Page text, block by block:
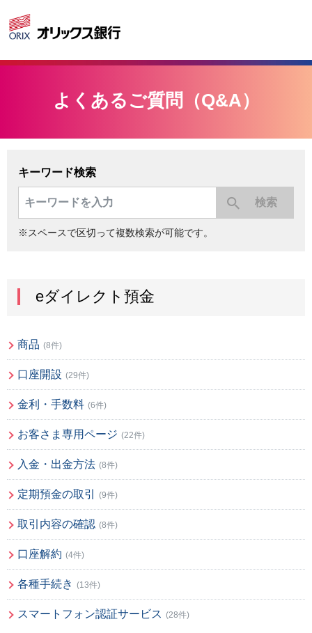
よくあるご質問（Q&A）
キーワード検索
※スペースで区切って複数検索が可能です。
eダイレクト預金
商品 (8件)
口座開設 (29件)
金利・手数料 (6件)
お客さま専用ページ (22件)
入金・出金方法 (8件)
定期預金の取引 (9件)
取引内容の確認 (8件)
口座解約 (4件)
各種手続き (13件)
スマートフォン認証サービス (28件)